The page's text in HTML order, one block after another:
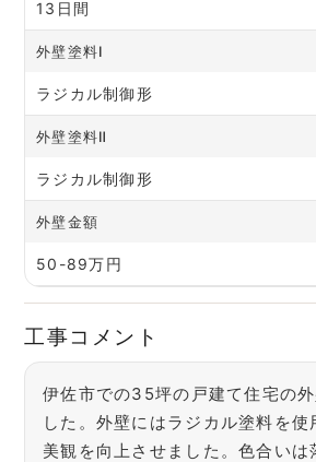
13日間
外壁塗料Ⅰ
ラジカル制御形
外壁塗料Ⅱ
ラジカル制御形
外壁金額
50-89万円
工事コメント
伊佐市での35坪の戸建て住宅の
した。外壁にはラジカル塗料を使
美観を向上させました。色合いは